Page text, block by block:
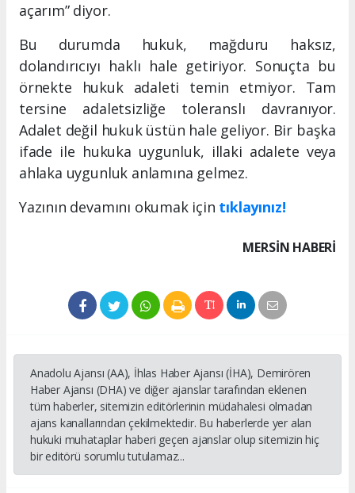
açarım” diyor.
Bu durumda hukuk, mağduru haksız,
dolandırıcıyı haklı hale getiriyor. Sonuçta bu
örnekte hukuk adaleti temin etmiyor. Tam
tersine adaletsizliğe toleranslı davranıyor.
Adalet değil hukuk üstün hale geliyor. Bir başka
ifade ile hukuka uygunluk, illaki adalete veya
ahlaka uygunluk anlamına gelmez.
Yazının devamını okumak için tıklayınız!
MERSIN HABERİ
Anadolu Ajansı (AA), İhlas Haber Ajansı (İHA), Demirören
Haber Ajansı (DHA) ve diğer ajanslar tarafından eklenen
tüm haberler, sitemizin editörlerinin müdahalesi olmadan
ajans kanallarından çekilmektedir. Bu haberlerde yer alan
hukuki muhataplar haberi geçen ajanslar olup sitemizin hiç
bir editörü sorumlu tutulamaz...